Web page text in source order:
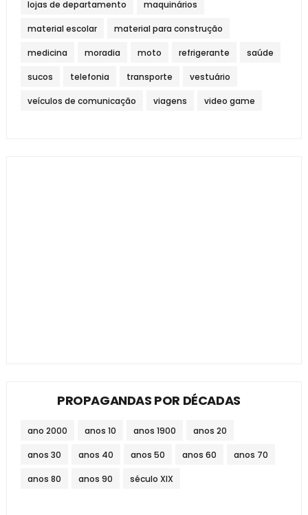
lojas de departamento maquinários
material escolar material para construção
medicina moradia moto refrigerante saúde
sucos telefonia transporte vestuário
veículos de comunicação viagens video game
PROPAGANDAS POR DÉCADAS
ano 2000 anos 10 anos 1900 anos 20
anos 30 anos 40 anos 50 anos 60 anos 70
anos 80 anos 90 século XIX